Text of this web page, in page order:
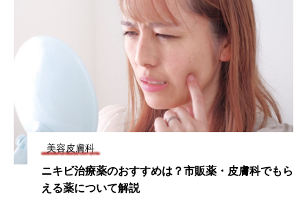
美容皮膚科
ニキビ治療薬のおすすめは？市販薬・皮膚科でもら
える薬について解説